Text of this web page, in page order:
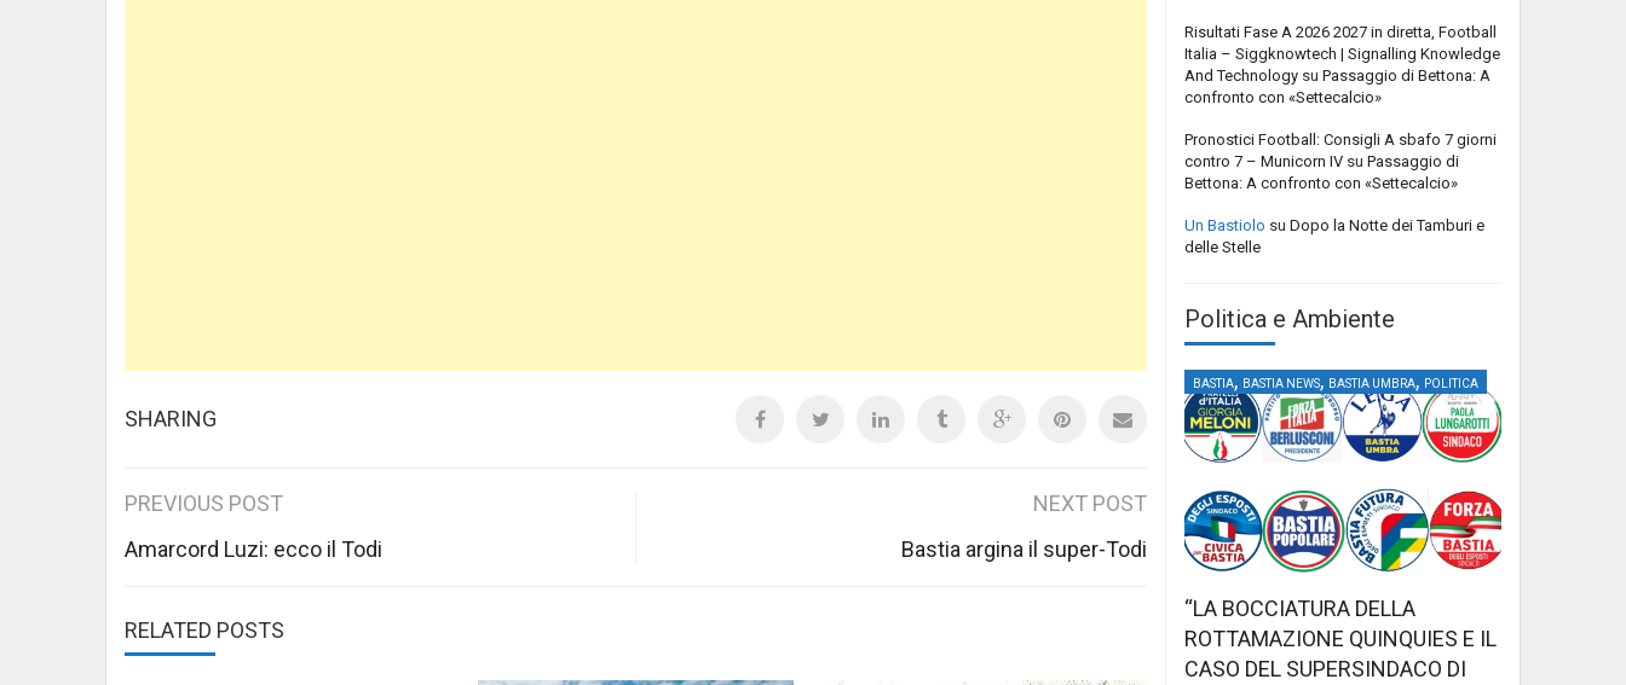
SHARING
Post
navigation
PREVIOUS POST
Amarcord Luzi: ecco il Todi
NEXT POST
Bastia argina il super-Todi
RELATED POSTS
Risultati Fase A 2026 2027 in diretta, Football
Italia – Siggknowtech | Signalling Knowledge
And Technology su Passaggio di Bettona: A
confronto con «Settecalcio»
Pronostici Football: Consigli A sbafo 7 giorni
contro 7 – Municorn IV su Passaggio di
Bettona: A confronto con «Settecalcio»
Un Bastiolo su Dopo la Notte dei Tamburi e
delle Stelle
Politica e Ambiente
BASTIA, BASTIA NEWS, BASTIA UMBRA, POLITICA
“LA BOCCIATURA DELLA
ROTTAMAZIONE QUINQUIES E IL
CASO DEL SUPERSINDACO DI